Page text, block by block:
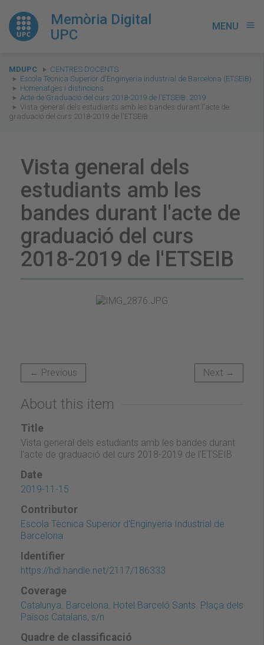
Memòria Digital
UPC
MENU menu
You
are
here:
MDUPC
CENTRES DOCENTS
Escola Tècnica Superior d'Enginyeria Industrial de Barcelona (ETSEIB)
Homenatges i distincions
Acte de Graduació del curs 2018-2019 de l'ETSEIB. 2019
Vista general dels estudiants amb les bandes durant l'acte de
graduació del curs 2018-2019 de l'ETSEIB
Vista general dels
estudiants amb les
bandes durant l'acte de
graduació del curs
2018-2019 de l'ETSEIB
← Previous Next →
About this item
Title
Vista general dels estudiants amb les bandes durant
l'acte de graduació del curs 2018-2019 de l'ETSEIB
Date
2019-11-15
Contributor
Escola Tècnica Superior d'Enginyeria Industrial de
Barcelona
Identifier
https://hdl.handle.net/2117/186333
Coverage
Catalunya. Barcelona. Hotel Barceló Sants. Plaça dels
Països Catalans, s/n
Quadre de classificació